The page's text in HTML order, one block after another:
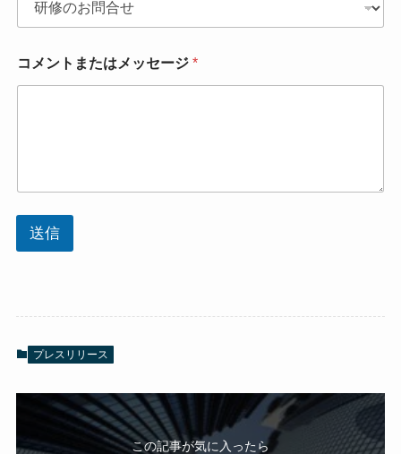
コメントまたはメッセージ *
送信
プレスリリース
この記事が気に入ったら